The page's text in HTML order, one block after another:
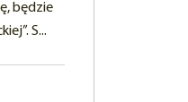
będzie
S...